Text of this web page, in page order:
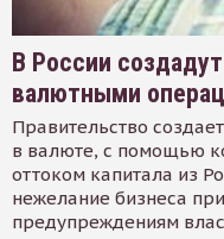
В России
валютными
Правительство
в валюте, с помощью
оттоком капитала из
нежелание бизнеса
предупреждениям